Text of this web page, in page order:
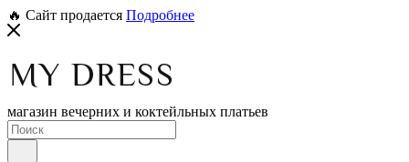
🔥 Сайт продается Подробнее
магазин вечерних и коктейльных платьев